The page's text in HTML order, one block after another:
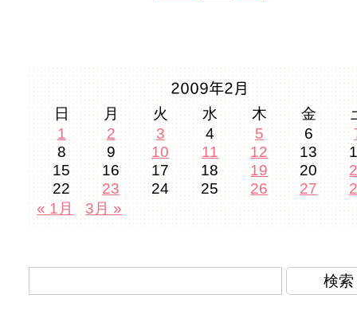
2009年2月
日 月 火 水 木 金
1
2 3 4 5 6
8
9 10 11 12 13
15
16 17 18 19 20
22
23 24 25 26 27
« 1月
3月 »